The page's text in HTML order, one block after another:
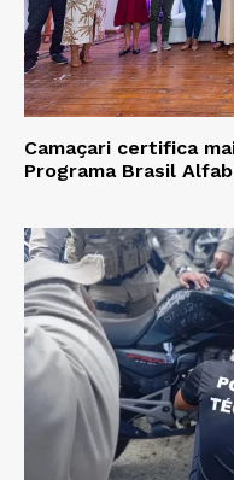
Camaçari certifica
Programa Brasil